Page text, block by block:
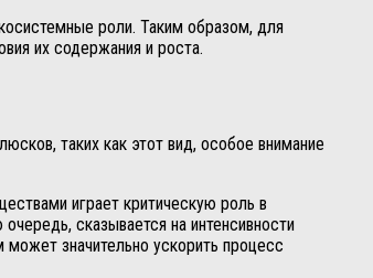
роли. Таким образом, для
их содержания и роста.
таких как этот вид, особое внимание
играет критическую роль в
сказывается на интенсивности
значительно ускорить процесс